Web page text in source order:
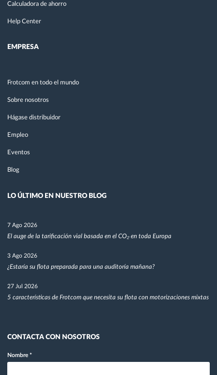
Calculadora de ahorro
Help Center
EMPRESA
Frotcom en todo el mundo
Sobre nosotros
Hágase distribuidor
Empleo
Eventos
Blog
LO ÚLTIMO EN NUESTRO BLOG
7 Ago 2026
El auge de la tarificación vial basada en el CO₂ en toda Europa
3 Ago 2026
¿Estaría su flota preparada para una auditoría mañana?
27 Jul 2026
5 características de Frotcom que necesita su flota con motorizaciones mixtas
CONTACTA CON NOSOTROS
Nombre *